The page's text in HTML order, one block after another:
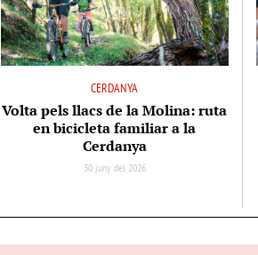
CERDANYA
Volta pels llacs de la Molina: ruta
en bicicleta familiar a la
Cerdanya
30 juny del 2026